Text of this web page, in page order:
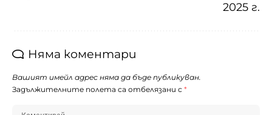
2025 г.
Няма коментари
Вашият имейл адрес няма да бъде публикуван.
Задължителните полета са отбелязани с *